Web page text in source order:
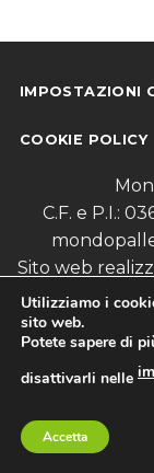
IMPOSTAZIONI
COOKIE POLICY
C.F. e P.I.:
Sito web
Utilizziamo i
sito web.
Potete sapere di
disattivarli nelle
Accetta